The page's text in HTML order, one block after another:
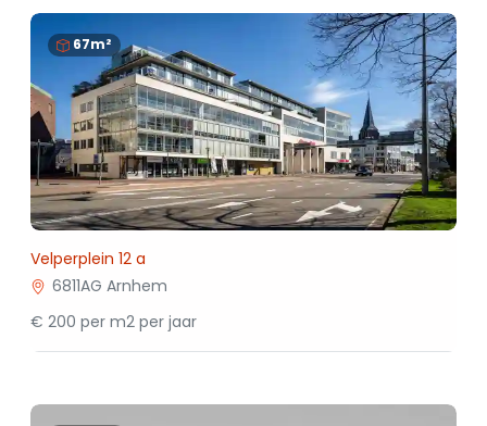
67m²
Velperplein 12 a
6811AG Arnhem
€ 200 per m2 per jaar